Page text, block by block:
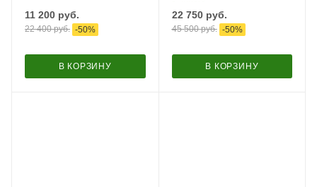
11 200 руб.
22 400руб. -50%
В КОРЗИНУ
22 750руб.
45 500руб. -50%
В КОРЗИНУ